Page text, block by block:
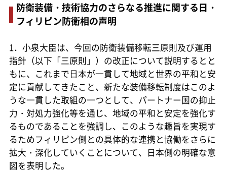
防衛装備・技術協力のさらなる推進に関する日・
フィリピン防衛相の声明
1．小泉大臣は、今回の防衛装備移転三原則及び運用
指針（以下「三原則」）の改正について説明するとと
もに、これまで日本が一貫して地域と世界の平和と安
定に貢献してきたこと、新たな装備移転制度はこのよ
うな一貫した取組の一つとして、パートナー国の抑止
力・対処力強化等を通じ、地域の平和と安定を強化す
るものであることを強調し、このような趣旨を実現す
るためフィリピン側との具体的な連携と協働をさらに
拡大・深化していくことについて、日本側の明確な意
図を表明した。